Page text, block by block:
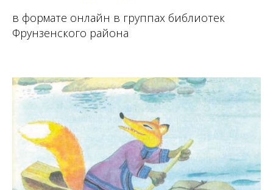
в формате онлайн в группах библиотек
Фрунзенского района